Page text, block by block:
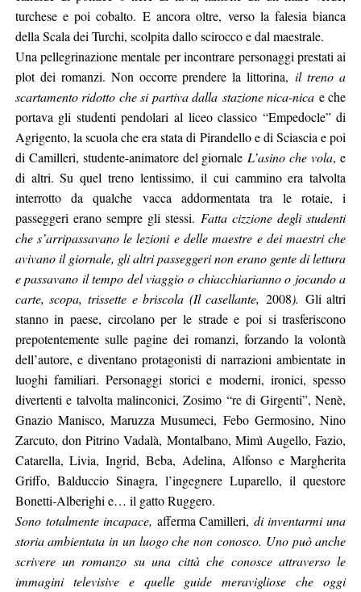
turchese e poi cobalto. E ancora oltre, verso la falesia bianca
della Scala dei Turchi, scolpita dallo scirocco e dal maestrale.
Una pellegrinazione mentale per incontrare personaggi prestati ai
plot dei romanzi. Non occorre prendere la littorina,il treno a
scartamento ridotto che si partiva dalla stazione nica-nica e che
portava gli studenti pendolari al liceo classico “Empedocle” di
Agrigento, la scuola che era stata di Pirandello e di Sciascia e poi
di Camilleri, studente-animatore del giornaleL’asino che vola, e
di altri. Su quel treno lentissimo, il cui cammino era talvolta
interrotto da qualche vacca addormentata tra le rotaie, i
passeggeri erano sempre gli stessi.Fatta cizzione degli studenti
che s’arripassavano le lezioni e delle maestre e dei maestri che
avivano il giornale, gli altri passeggeri non erano gente di lettura
e passavano il tempo del viaggio o chiacchiarianno o jocando a
carte, scopa, trissette e briscola (Il casellante,2008). Gli altri
stanno in paese, circolano per le strade e poi si trasferiscono
prepotentemente sulle pagine dei romanzi, forzando la volontà
dell’autore, e diventano protagonisti di narrazioni ambientate in
luoghi familiari. Personaggi storici e moderni, ironici, spesso
divertenti e talvolta malinconici, Zosimo “re di Girgenti”, Nenè,
Gnazio Manisco, Maruzza Musumeci, Febo Germosino, Nino
Zarcuto, don Pitrino Vadalà, Montalbano, Mimì Augello, Fazio,
Catarella, Livia, Ingrid, Beba, Adelina, Alfonso e Margherita
Griffo, Balduccio Sinagra, l’ingegnere Luparello, il questore
Bonetti-Alberighi e… il gatto Ruggero.
Sono totalmente incapace, afferma Camilleri,di inventarmi una
storia ambientata in un luogo che non conosco. Uno può anche
scrivere un romanzo su una città che conosce attraverso le
immagini televisive e quelle guide meravigliose che oggi